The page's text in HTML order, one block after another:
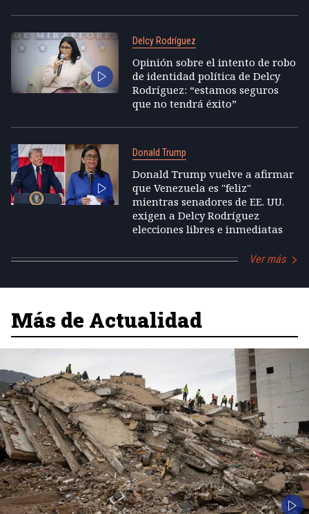
Delcy Rodríguez
Opinión sobre el intento de robo
de identidad política de Delcy
Rodríguez: “estamos seguros
que no tendrá éxito”
Donald Trump
Donald Trump vuelve a afirmar
que Venezuela es "feliz"
mientras senadores de EE. UU.
exigen a Delcy Rodríguez
elecciones libres e inmediatas
Ver más
Más de Actualidad